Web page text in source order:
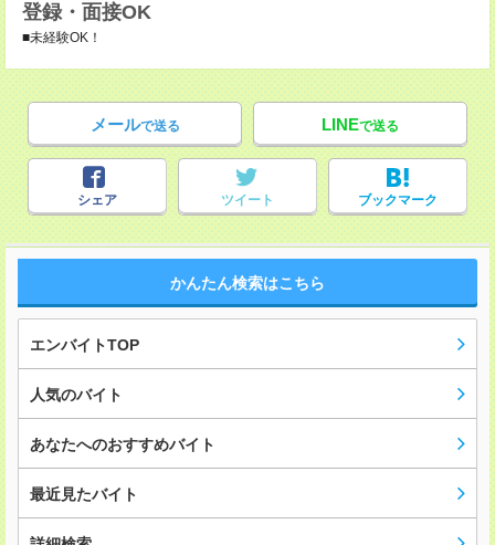
登録・面接OK
■未経験OK！
メールで送る LINEで送る
シェア ツイート ブックマーク
かんたん検索はこちら
エンバイトTOP
人気のバイト
あなたへのおすすめバイト
最近見たバイト